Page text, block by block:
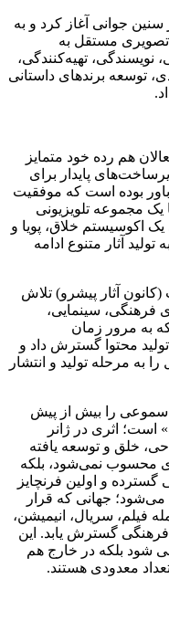
جوانی آغاز کرد و به
تصویری مستقل به
تهیه‌کنندگی،
توسعه برندهای داستانی
هم‌ رده خود متمایز
پایدار برای
بوده است که موفقیت
مجموعه تلویزیونی
اکوسیستم خلاق، پویا و
آثار متنوع ادامه
آثار پیشرو) تلاش
فرهنگی، سینمایی،
به مرور زمان
محتوا گسترش داد و
به مرحله تولید و انتشار
سموعی را بیش از پیش
اثری در ژانر
خلق و توسعه یافته
محسوب نمی‌شود، بلکه
و اولین فرنچایز
می‌شود؛ جهانی که قرار
فیلم، سریال، انیمیشن،
گسترش یابد. این
شود بلکه در خارج هم
معدودی هستند.